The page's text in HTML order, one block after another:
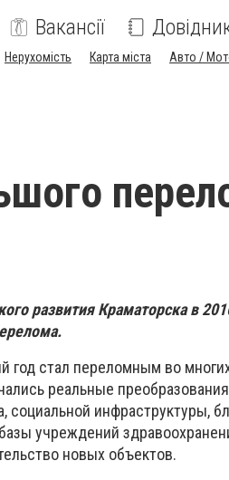
Вакансії
Нерухомість Карта міста Авто /
развития Краматорска в
год стал переломным во
реальные
инфраструктуры,
учреждений
новых объектов.